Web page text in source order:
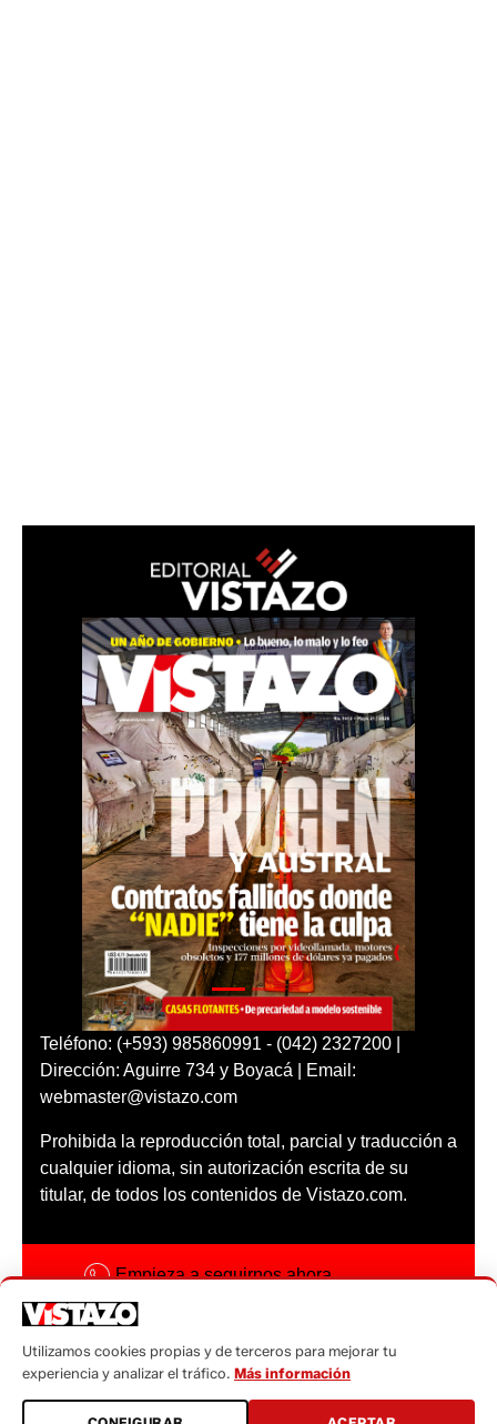
Teléfono: (+593) 985860991 - (042) 2327200 |
Dirección: Aguirre 734 y Boyacá | Email:
webmaster@vistazo.com
Prohibida la reproducción total, parcial y traducción a
cualquier idioma, sin autorización escrita de su
titular, de todos los contenidos de Vistazo.com.
Empieza a seguirnos ahora
Código ética
Sugerencias a:
Utilizamos cookies propias y de terceros para mejorar tu
experiencia y analizar el tráfico. Más información